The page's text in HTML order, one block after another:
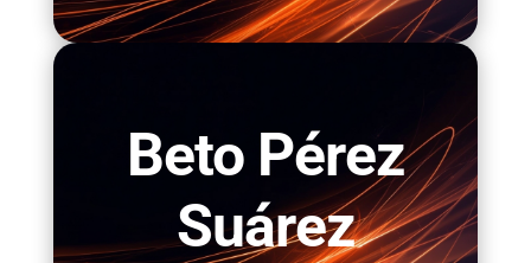
Beto Pérez
Suárez